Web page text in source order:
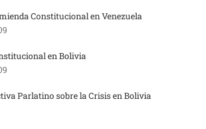
Constitucional en Venezuela
en Bolivia
Parlatino sobre la Crisis en Bolivia